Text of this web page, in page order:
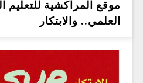
موقع المراكشية للتعليم
العلمي.. والابتكار